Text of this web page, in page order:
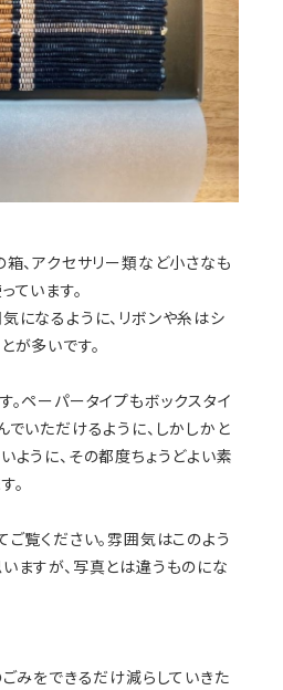
箱、アクセサリー類など小さなも
ています。
になるように、リボンや糸はシ
が多いです。
。ペーパータイプもボックスタイ
でいただけるように、しかしかと
ように、その都度ちょうどよい素
。
ご覧ください。雰囲気はこのよう
ますが、写真とは違うものにな
ごみをできるだけ減らしていきた